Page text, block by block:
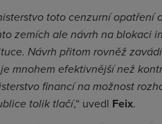
toto cenzurní opatření
zemích ale návrh na blokaci
Návrh přitom rovněž
mnohem efektivnější než
financí na možnost
tolik tlačí,“ uvedl Feix.